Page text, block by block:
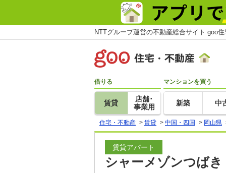
NTTグループ運営の不動産総合サイト goo
借りる
賃貸
店舗･
事業用
マンションを買う
新築 中
住宅・不動産 > 賃貸 > 中国・四国 > 岡山県
賃貸アパート
シャーメゾンつば